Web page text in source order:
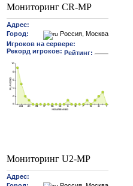
Мониторинг CR-MP
Мониторинг U2-MP